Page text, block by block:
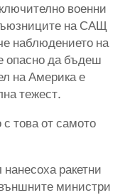
военни
на САЩ
наблюдението на
опасно да бъдеш
на Америка е
тежест.
това от самото
ракетни
министри